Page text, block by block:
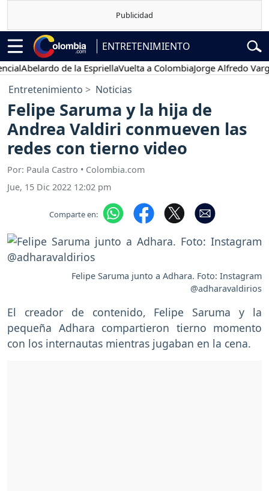
ENTRETENIMIENTO
Abelardo de la EspriellaVuelta a ColombiaJorge Alfredo Vargas
Entretenimiento Noticias
Felipe Saruma y la hija de
Andrea Valdiri conmueven las
redes con tierno video
Por: Paula Castro • Colombia.com
Jue, 15 Dic 2022 12:02 pm
Comparte en:
Felipe Saruma junto a Adhara. Foto: Instagram
@adharavaldirios
El creador de contenido, Felipe Saruma y la
pequeña Adhara compartieron tierno momento
con los internautas mientras jugaban en la cena.